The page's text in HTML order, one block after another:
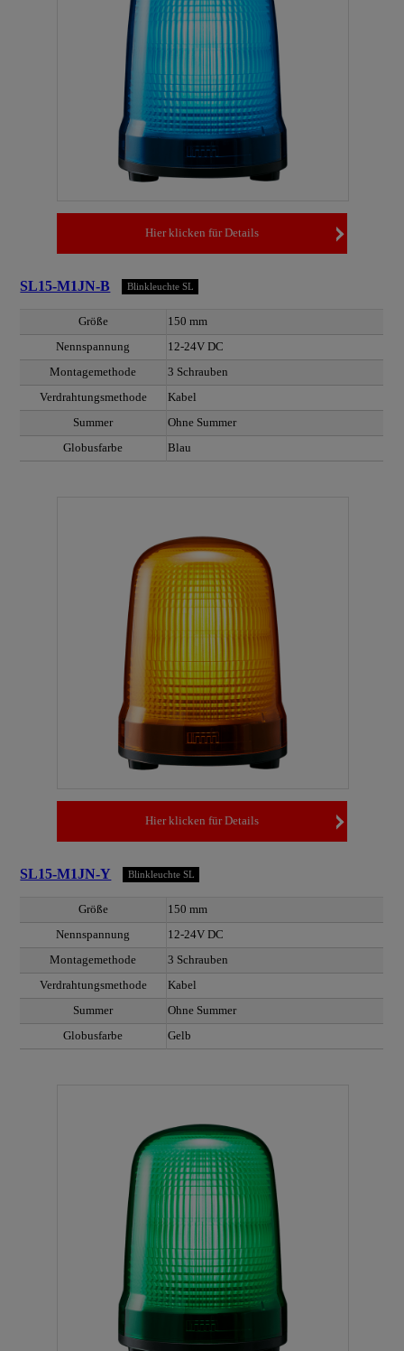
Hier klicken für Details
SL15-M1JN-B Blinkleuchte SL
Größe
150 mm
Nennspannung
12-24V DC
Montagemethode
3 Schrauben
Verdrahtungsmethode
Kabel
Summer
Ohne Summer
Globusfarbe
Blau
Hier klicken für Details
SL15-M1JN-Y Blinkleuchte SL
Größe
150 mm
Nennspannung
12-24V DC
Montagemethode
3 Schrauben
Verdrahtungsmethode
Kabel
Summer
Ohne Summer
Globusfarbe
Gelb